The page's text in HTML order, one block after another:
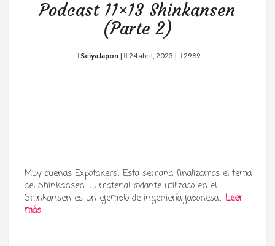
Podcast 11×13 Shinkansen
(Parte 2)
SeiyaJapon| 24 abril, 2023 | 2989
Muy buenas Expotakers! Esta semana finalizamos el tema
del Shinkansen. El material rodante utilizado en el
Shinkansen es un ejemplo de ingeniería japonesa… Leer
más